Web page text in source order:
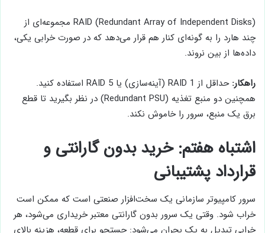
RAID (Redundant Array of Independent Disks) مجموعه‌ای از
چند هارد را به گونه‌ای کنار هم قرار می‌دهد که در صورت خرابی یکی،
داده‌ها از بین نروند.
راهکار:
حداقل از RAID 1 (آینه‌سازی) یا RAID 5 استفاده کنید.
همچنین دو منبع تغذیه (Redundant PSU) در نظر بگیرید تا قطع
برق یک منبع، سرور را خاموش نکند.
اشتباه هفتم: خرید بدون گارانتی و
قرارداد پشتیبانی
سرور کامپیوتر سازمانی یک سخت‌افزار صنعتی است که ممکن است
خراب شود. وقتی یک سرور بدون گارانتی معتبر خریداری می‌شود، هر